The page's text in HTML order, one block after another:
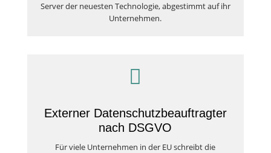
Server der neuesten Technologie, abgestimmt auf ihr
Unternehmen.

Externer Datenschutzbeauftragter
nach DSGVO
Für viele Unternehmen in der EU schreibt die